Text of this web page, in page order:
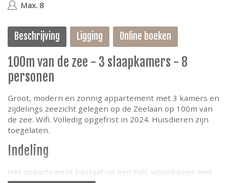
Max. 8
Beschrijving Ligging Online boeken
100m van de zee - 3 slaapkamers - 8
personen
Groot, modern en zonnig appartement met 3 kamers en
zijdelings zeezicht gelegen op de Zeelaan op 100m van
de zee. Wifi. Volledig opgefrist in 2024. Huisdieren zijn
toegelaten.
Indeling
Het appartement bestaat uit een hall, woonkamer met